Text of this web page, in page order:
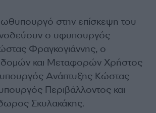
στην επίσκεψη του
ο υφυπουργός
Φραγκογιάννης, ο
και Μεταφορών Χρήστος
Ανάπτυξης Κώστας
Περιβάλλοντος και
Σκυλακάκης.